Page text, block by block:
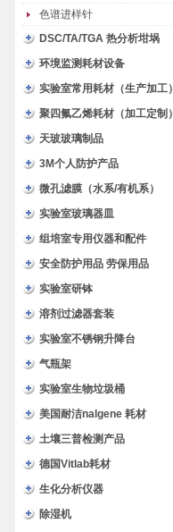
色谱进样针
DSC/TA/TGA 热分析坩埚
环境监测耗材设备
实验室常用耗材（生产加工）
聚四氟乙烯耗材（加工定制）
天玻玻璃制品
3M个人防护产品
微孔滤膜（水系/有机系）
实验室玻璃器皿
组培室专用仪器和配件
安全防护用品 劳保用品
实验室研钵
溶剂过滤器套装
实验室不锈钢升降台
气瓶架
实验室生物垃圾桶
美国耐洁nalgene 耗材
土壤三普检测产品
德国Vitlab耗材
生化分析仪器
除湿机